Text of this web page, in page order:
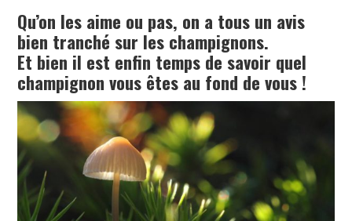
Qu’on les aime ou pas, on a tous un avis
bien tranché sur les champignons.
Et bien il est enfin temps de savoir quel
champignon vous êtes au fond de vous !